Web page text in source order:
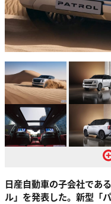
日産自動車の子会社であ
ル」を発表した。新型「